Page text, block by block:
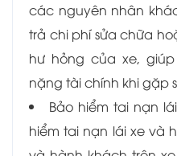
các nguyên nhân
trả chi phí sửa chữa
hư hỏng của xe,
nặng tài chính khi gặp
Bảo hiểm tai nạn
hiểm tai nạn lái xe và